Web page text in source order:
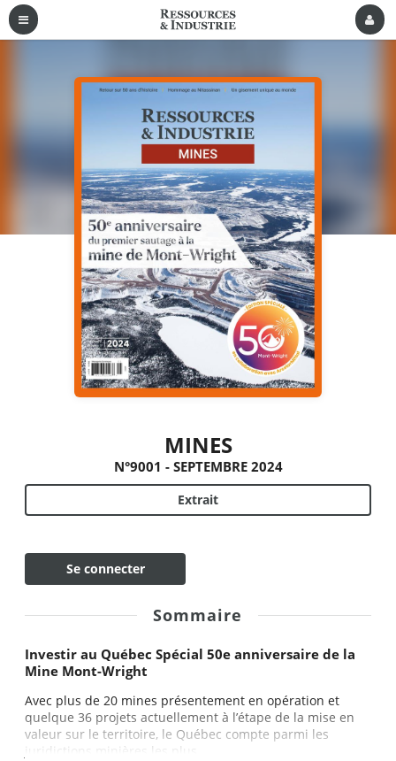
MINES
N°9001 - SEPTEMBRE 2024
Extrait
Se connecter
Sommaire
Investir au Québec Spécial 50e anniversaire de la
Mine Mont-Wright
Avec plus de 20 mines présentement en opération et
quelque 36 projets actuellement à l’étape de la mise en
valeur sur le territoire, le Québec compte parmi les
juridictions minières les plus...